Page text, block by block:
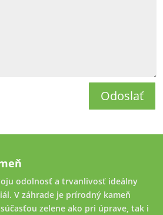
Odoslať
odolnosť a trvanlivosť ideálny
V záhrade je prírodný kameň
zelene ako pri úprave, tak i